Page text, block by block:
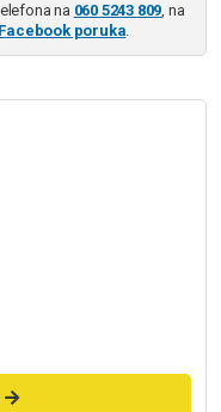
na 060 5243 809, na
Facebook poruka.